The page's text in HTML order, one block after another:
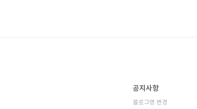
공지사항
블로그명 변경